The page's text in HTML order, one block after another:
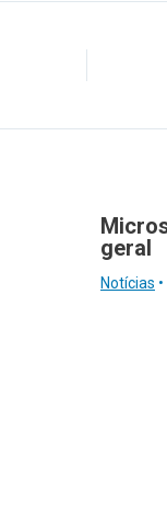
geral
Notícias •